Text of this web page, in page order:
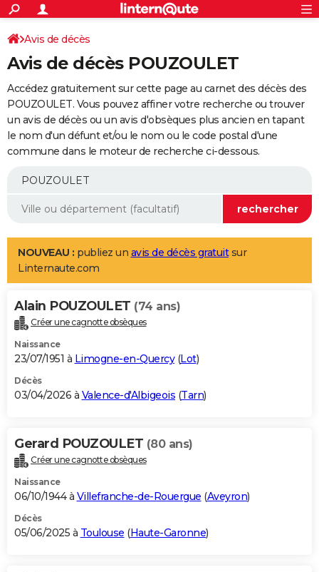
ACTUALITÉS
Politique
Société
Faits Divers
Education
Monde
Villes
+
SPORT
Coupe du monde 2026
Football
Tennis
Cyclisme
Rugby
Forum
Programme TV
TNT
Streaming
Cinéma
Sorties cinéma
Musique
+
FINANCE
Impôts
Immobilier
Risques naturels par ville
Banque
Assurance
Crédit
AUTO
Essais
Réserver un essai
Citadines
Berlines
SUV
Forum auto
+
Mobiles
Meilleur smartphone
Internet
Ordinateurs
Jeux vidéo
Guide high-tech
Aménagement intérieur
LIFESTYLE
Art de vivre
Bien-être
Loisirs
Mode
Modes de vie
Alimentation
Guide de la santé
Maladies
Médicaments
Sommeil
VOYAGE
Destinations
City break
Voyage nature
Voyage de noces
Forum
Climat
+PHOTO
GUIDES D'ACHAT
BONS PLANS
Carte de Noël
Carte Bonne année
Carte Saint-Valentin
Carte Pâques
Carte d'anniversaire
DICTIONNAIRE
Dictionnaire
Biographies
Citations
Expressions
Proverbes
PROGRAMME TV
S'inscrire
Se connecter
Lycées
Collèges
Primaires
Universités
Entreprises
Service militaire
Avis de recherche
AVIS DE DÉCÈS
Avis de décès
Avis de décès POUZOULET
Accédez gratuitement sur cette page au carnet des décès des
POUZOULET. Vous pouvez affiner votre recherche ou trouver
un avis de décès ou un avis d'obsèques plus ancien en tapant
le nom d'un défunt et/ou le nom ou le code postal d'une
commune dans le moteur de recherche ci-dessous.
NOUVEAU : publiez un avis de décès gratuitsur
Linternaute.com
Alain POUZOULET (74 ans)
Créer une cagnotte obsèques
Naissance
23/07/1951 à Limogne-en-Quercy(Lot)
Décès
03/04/2026 à Valence-d'Albigeois (Tarn)
Gerard POUZOULET (80 ans)
Créer une cagnotte obsèques
Naissance
06/10/1944 à Villefranche-de-Rouergue (Aveyron)
Décès
05/06/2025 à Toulouse (Haute-Garonne)